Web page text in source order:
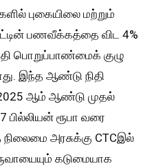
புகையிலை மற்றும்
பணவீக்கத்தை விட 4%
பொறுப்பாண்மைக் குழு
இந்த ஆண்டு நிதி
ஆம் ஆண்டு முதல்
பில்லியன் ரூபா வரை
அரசுக்கு CTCஇல்
கடுமையாக